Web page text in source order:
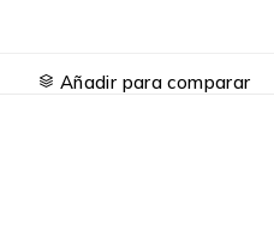
Añadir para comparar